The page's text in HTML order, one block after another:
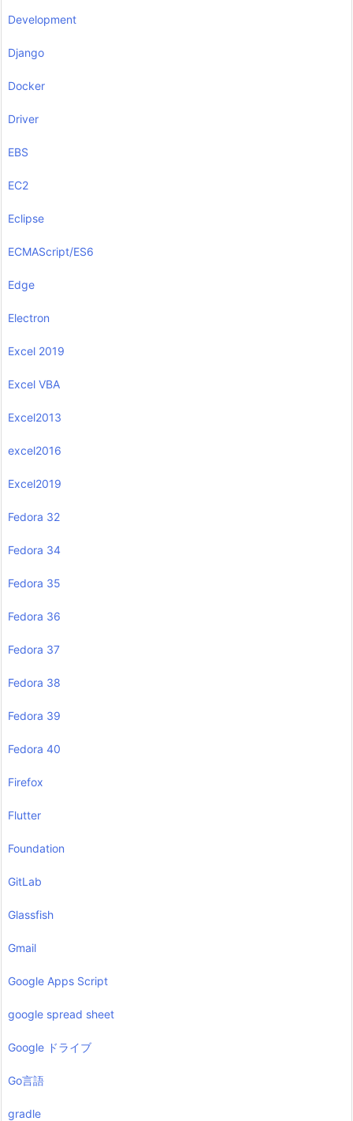
Development
Django
Docker
Driver
EBS
EC2
Eclipse
ECMAScript/ES6
Edge
Electron
Excel 2019
Excel VBA
Excel2013
excel2016
Excel2019
Fedora 32
Fedora 34
Fedora 35
Fedora 36
Fedora 37
Fedora 38
Fedora 39
Fedora 40
Firefox
Flutter
Foundation
GitLab
Glassfish
Gmail
Google Apps Script
google spread sheet
Google ドライブ
Go言語
gradle